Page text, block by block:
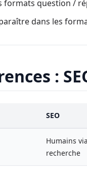
formats question /
dans les
:
SEO
Humains
recherche